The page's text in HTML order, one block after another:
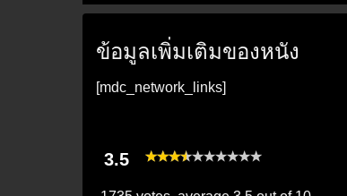
ข้อมูลเพิ่มเติมของหนัง
[mdc_network_links]
3.5